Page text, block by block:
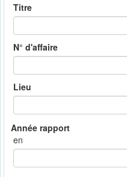
Titre
N° d'affaire
Lieu
en